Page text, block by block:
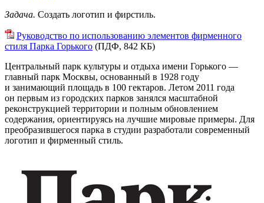
Задача. Создать логотип и фирстиль.
Руководство по использованию элементов фирменного
стиля Парка Горького (ПДФ, 842 КБ)
Центральный парк культуры и отдыха имени Горького —
главный парк Москвы, основанный в 1928 году
и занимающий площадь в 100 гектаров. Летом 2011 года
он первым из городских парков занялся масштабной
реконструкцией территории и полным обновлением
содержания, ориентируясь на лучшие мировые примеры. Для
преобразившегося парка в студии разработали современный
логотип и фирменный стиль.